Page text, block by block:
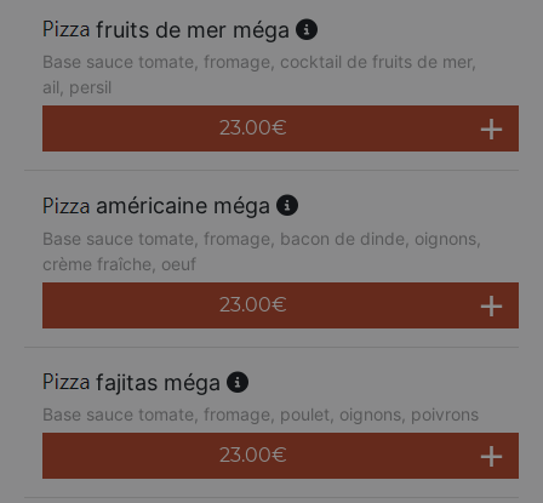
fruits de mer méga
Base sauce tomate, fromage, cocktail de fruits de mer,
ail, persil
23.00€
américaine méga
Base sauce tomate, fromage, bacon de dinde, oignons,
crème fraîche, oeuf
23.00€
fajitas méga
Base sauce tomate, fromage, poulet, oignons, poivrons
23.00€